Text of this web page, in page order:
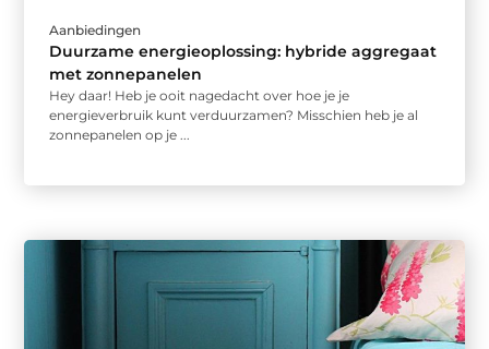
Aanbiedingen
Duurzame energieoplossing: hybride aggregaat
met zonnepanelen
Hey daar! Heb je ooit nagedacht over hoe je je
energieverbruik kunt verduurzamen? Misschien heb je al
zonnepanelen op je ...